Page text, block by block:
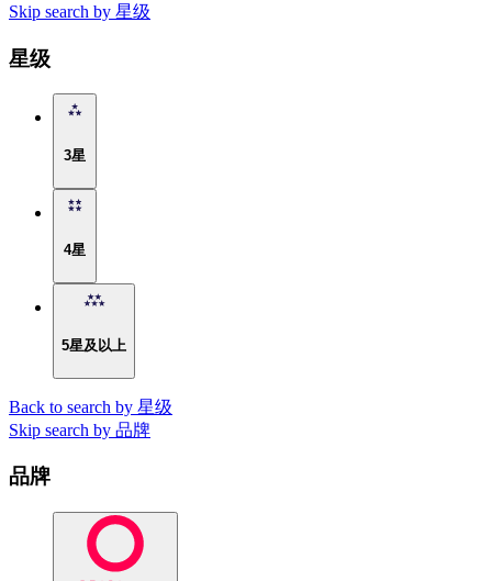
Skip search by 星级
星级
3星
4星
5星及以上
Back to search by 星级
Skip search by 品牌
品牌